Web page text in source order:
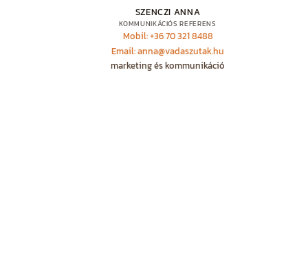
SZENCZI ANNA
KOMMUNIKÁCIÓS REFERENS
Mobil: +36 70 321 8488
Email: anna@vadaszutak.hu
marketing és kommunikáció